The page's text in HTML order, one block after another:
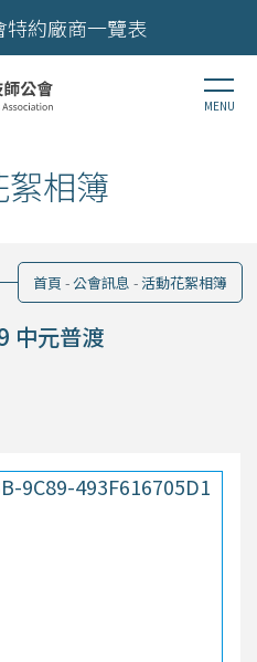
約廠商一覽表
相簿
首頁 公會訊息 活動花絮相簿
中元普渡